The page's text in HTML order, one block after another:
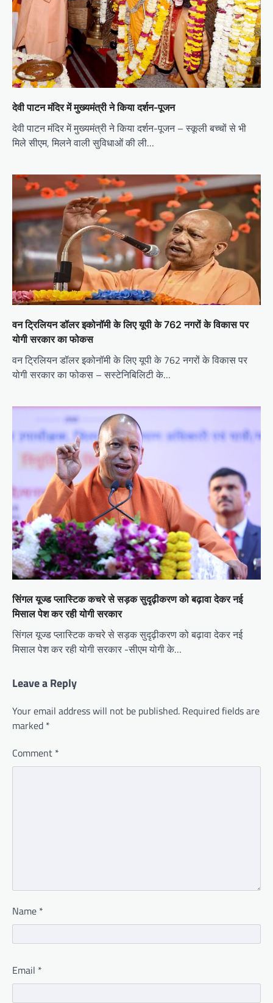
देवी पाटन मंदिर में मुख्यमंत्री ने किया दर्शन-पूजन
देवी पाटन मंदिर में मुख्यमंत्री ने किया दर्शन-पूजन – स्कूली बच्चों से भी
मिले सीएम, मिलने वाली सुविधाओं की ली…
वन ट्रिलियन डॉलर इकोनॉमी के लिए यूपी के 762 नगरों के विकास पर
योगी सरकार का फोकस
वन ट्रिलियन डॉलर इकोनॉमी के लिए यूपी के 762 नगरों के विकास पर
योगी सरकार का फोकस – सस्टेनिबिलिटी के…
सिंगल यूज्ड प्लास्टिक कचरे से सड़क सुदृढ़ीकरण को बढ़ावा देकर नई
मिसाल पेश कर रही योगी सरकार
सिंगल यूज्ड प्लास्टिक कचरे से सड़क सुदृढ़ीकरण को बढ़ावा देकर नई
मिसाल पेश कर रही योगी सरकार -सीएम योगी के…
Leave a Reply
Your email address will not be published. Required fields are
marked *
Comment *
Name *
Email *